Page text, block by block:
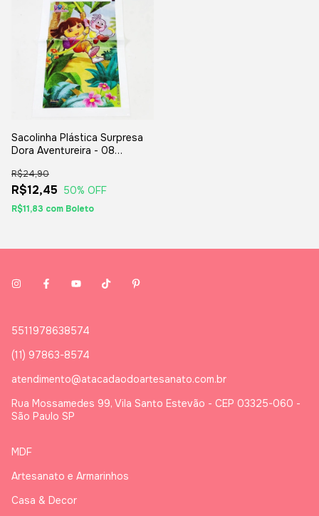
Sacolinha Plástica Surpresa
Dora Aventureira - 08
R$12,45
R$24,90
50% OFF
R$11,83 com Boleto
5511978638574
(11) 97863-8574
atendimento@atacadaodoartesanato.com.br
Rua Mossamedes 99, Vila Santo Estevão - CEP 03325-060 -
São Paulo SP
MDF
Artesanato e Armarinhos
Casa & Decor